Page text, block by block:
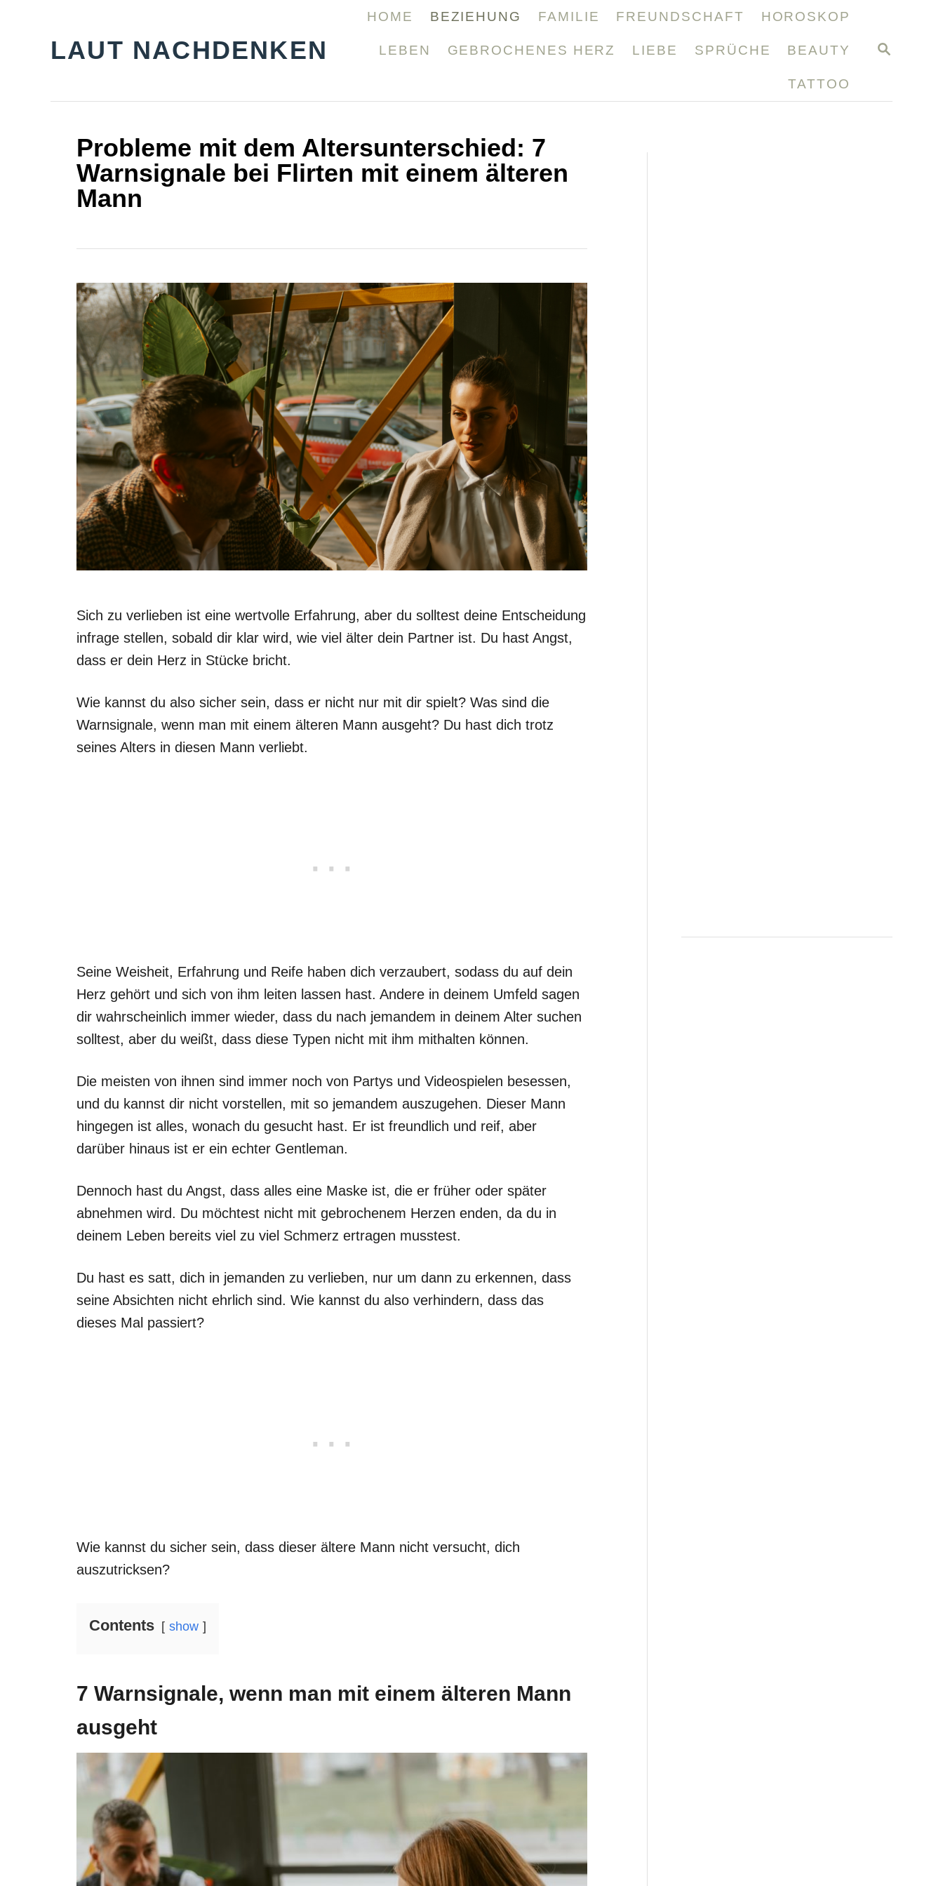
S
LAUT NACHDENKEN
HOME BEZIEHUNG FAMILIE FREUNDSCHAFT HOROSKOP
LEBEN GEBROCHENES HERZ LIEBE SPRÜCHE BEAUTY
TATTOO
Probleme mit dem Altersunterschied: 7
Warnsignale bei Flirten mit einem älteren
Mann
Sich zu verlieben ist eine wertvolle Erfahrung, aber du solltest deine Entscheidung
infrage stellen, sobald dir klar wird, wie viel älter dein Partner ist. Du hast Angst,
dass er dein Herz in Stücke bricht.
Wie kannst du also sicher sein, dass er nicht nur mit dir spielt? Was sind die
Warnsignale, wenn man mit einem älteren Mann ausgeht? Du hast dich trotz
seines Alters in diesen Mann verliebt.
Seine Weisheit, Erfahrung und Reife haben dich verzaubert, sodass du auf dein
Herz gehört und sich von ihm leiten lassen hast. Andere in deinem Umfeld sagen
dir wahrscheinlich immer wieder, dass du nach jemandem in deinem Alter suchen
solltest, aber du weißt, dass diese Typen nicht mit ihm mithalten können.
Die meisten von ihnen sind immer noch von Partys und Videospielen besessen,
und du kannst dir nicht vorstellen, mit so jemandem auszugehen. Dieser Mann
hingegen ist alles, wonach du gesucht hast. Er ist freundlich und reif, aber
darüber hinaus ist er ein echter Gentleman.
Dennoch hast du Angst, dass alles eine Maske ist, die er früher oder später
abnehmen wird. Du möchtest nicht mit gebrochenem Herzen enden, da du in
deinem Leben bereits viel zu viel Schmerz ertragen musstest.
Du hast es satt, dich in jemanden zu verlieben, nur um dann zu erkennen, dass
seine Absichten nicht ehrlich sind. Wie kannst du also verhindern, dass das
dieses Mal passiert?
Wie kannst du sicher sein, dass dieser ältere Mann nicht versucht, dich
auszutricksen?
Contents show
7 Warnsignale, wenn man mit einem älteren Mann
ausgeht